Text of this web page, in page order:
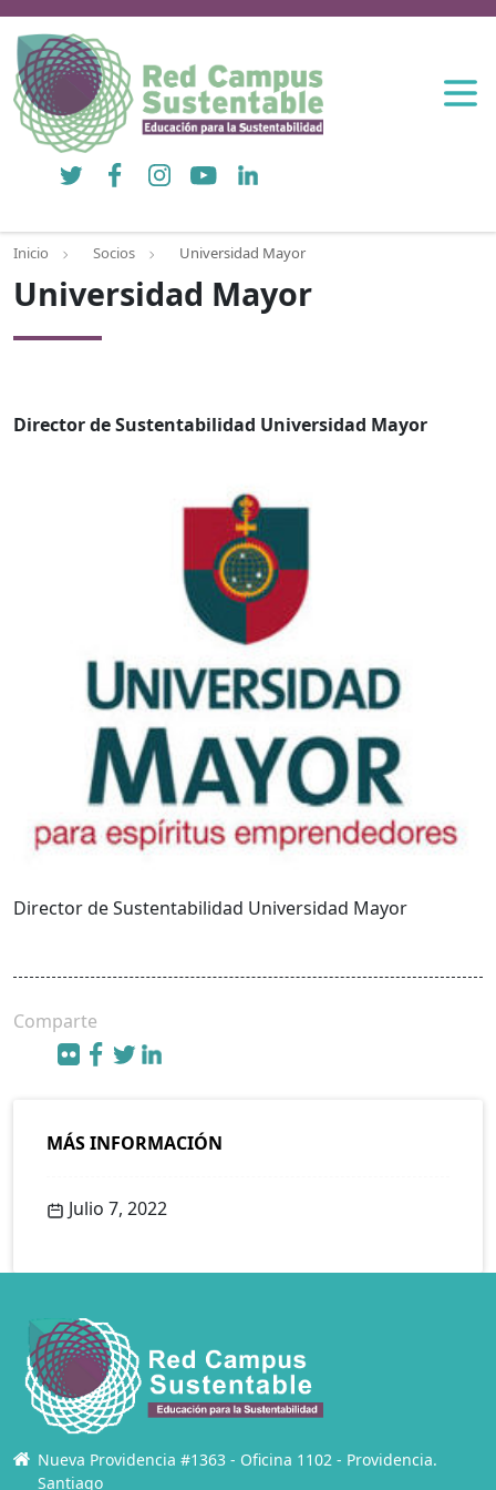
Twitter FacebookInstagramYouTubeLinkedIn
Inicio Socios Universidad Mayor
Universidad Mayor
Director de Sustentabilidad Universidad Mayor
Director de Sustentabilidad Universidad Mayor
Comparte
MÁS INFORMACIÓN
Julio 7, 2022
Nueva Providencia #1363 - Oficina 1102 - Providencia.
Santiago